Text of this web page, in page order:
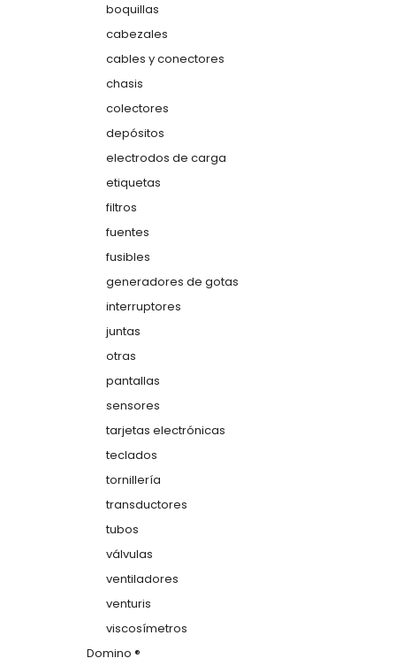
boquillas
cabezales
cables y conectores
chasis
colectores
depósitos
electrodos de carga
etiquetas
filtros
fuentes
fusibles
generadores de gotas
interruptores
juntas
otras
pantallas
sensores
tarjetas electrónicas
teclados
tornillería
transductores
tubos
válvulas
ventiladores
venturis
viscosímetros
Domino ®